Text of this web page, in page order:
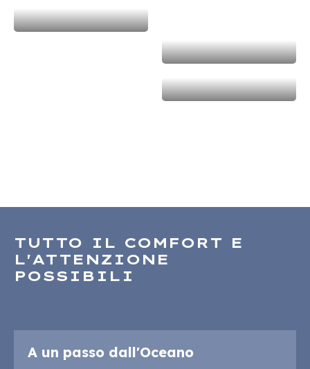
TUTTO IL COMFORT E
L'ATTENZIONE
POSSIBILI
A un passo dall'Oceano